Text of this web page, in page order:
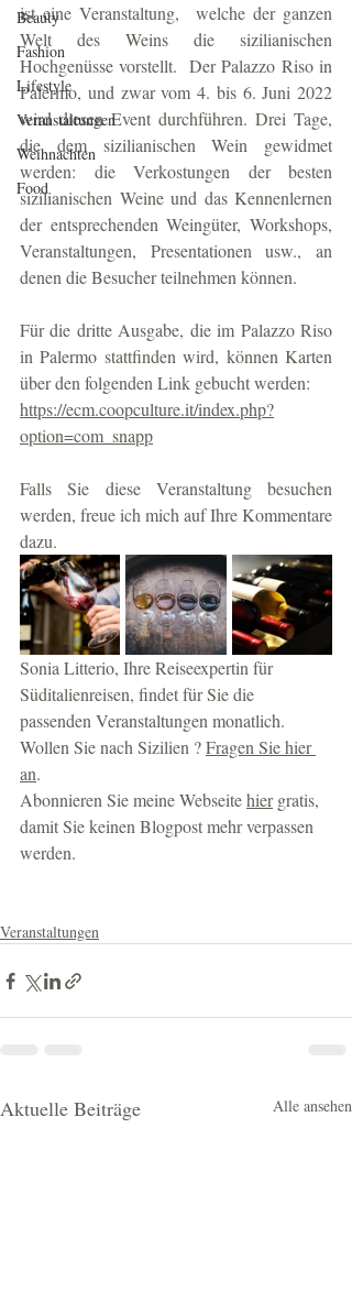
Beauty
Fashion
Lifestyle
Veranstaltungen
Weihnachten
Food
ist eine Veranstaltung,  welche der ganzen
Welt des Weins die sizilianischen
Hochgenüsse vorstellt.  Der Palazzo Riso in
Palermo, und zwar vom 4. bis 6. Juni 2022
wird diesen Event durchführen. Drei Tage,
die dem sizilianischen Wein gewidmet
werden: die Verkostungen der besten
sizilianischen Weine und das Kennenlernen
der entsprechenden Weingüter, Workshops,
Veranstaltungen, Presentationen usw., an
denen die Besucher teilnehmen können.
Für die dritte Ausgabe, die im Palazzo Riso
in Palermo stattfinden wird, können Karten
über den folgenden Link gebucht werden:
https://ecm.coopculture.it/index.php?
option=com_snapp
Falls Sie diese Veranstaltung besuchen
werden, freue ich mich auf Ihre Kommentare
dazu.
Sonia Litterio, Ihre Reiseexpertin für
Süditalienreisen, findet für Sie die
passenden Veranstaltungen monatlich.
Wollen Sie nach Sizilien ? Fragen Sie hier
an.
Abonnieren Sie meine Webseite hier gratis,
damit Sie keinen Blogpost mehr verpassen
werden.
Veranstaltungen
Aktuelle Beiträge Alle ansehen